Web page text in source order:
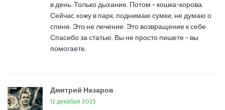
в день. Только дыхание. Потом - кошка-корова.
Сейчас хожу в парк, поднимаю сумки, не думаю о
спине. Это не лечение. Это возвращение к себе.
Спасибо за статью. Вы не просто пишете - вы
помогаете.
Дмитрий Назаров
12 декабря 2025